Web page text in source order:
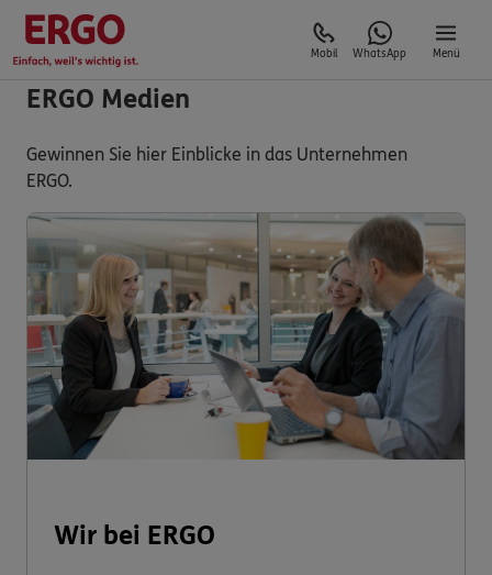
Mobil WhatsApp Menü
ERGO Medien
Gewinnen Sie hier Einblicke in das Unternehmen
ERGO.
Wir bei ERGO